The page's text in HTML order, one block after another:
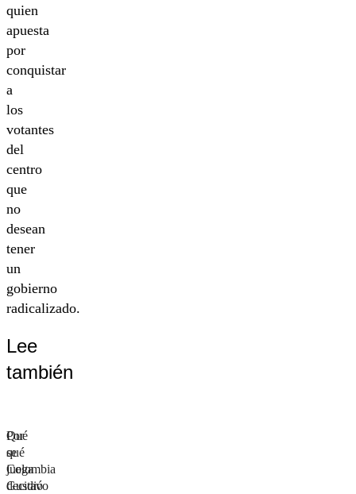
quien
apuesta
por
conquistar
a
los
votantes
del
centro
que
no
desean
tener
un
gobierno
radicalizado.
Lee
también
Por
qué
Colombia
decidió
Qué
se
juega
Gustavo